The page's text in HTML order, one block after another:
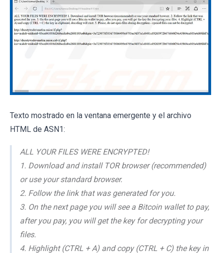
Texto mostrado en la ventana emergente y el archivo
HTML de ASN1:
ALL YOUR FILES WERE ENCRYPTED!
1. Download and install TOR browser (recommended)
or use your standard browser.
2. Follow the link that was generated for you.
3. On the next page you will see a Bitcoin wallet to pay,
after you pay, you will get the key for decrypting your
files.
4. Highlight (CTRL + A) and copy (CTRL + C) the key in